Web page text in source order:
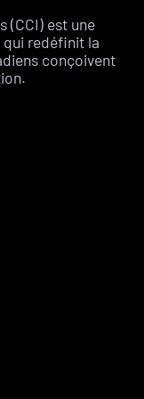
(CCI) est une
qui redéfinit la
conçoivent